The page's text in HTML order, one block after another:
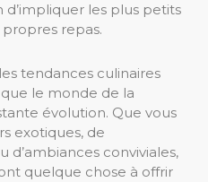
les plus petits
repas.
tendances culinaires
le monde de la
évolution. Que vous
exotiques, de
d’ambiances conviviales,
quelque chose à offrir